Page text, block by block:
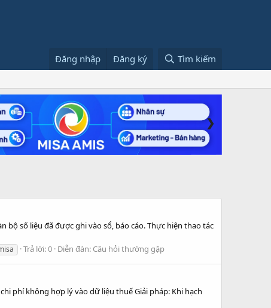
Đăng nhập Đăng ký Tìm kiếm
❯
bộ số liệu đã được ghi vào sổ, báo cáo. Thực hiện thao tác
Trả lời: 0 Diễn đàn: Câu hỏi thường gặp
phí không hợp lý vào dữ liệu thuế Giải pháp: Khi hạch